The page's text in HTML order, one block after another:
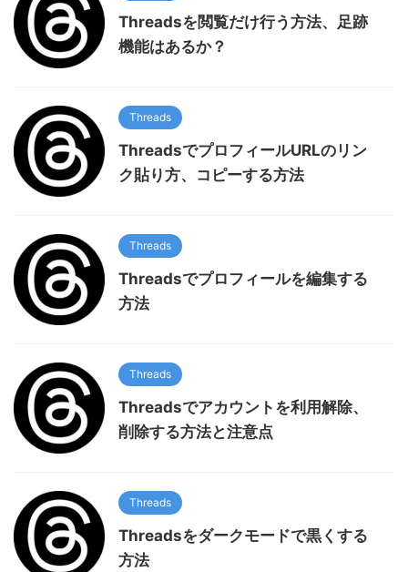
Threadsを閲覧だけ行う方法、足跡
機能はあるか？
Threads
ThreadsでプロフィールURLのリン
ク貼り方、コピーする方法
Threads
Threadsでプロフィールを編集する
方法
Threads
Threadsでアカウントを利用解除、
削除する方法と注意点
Threads
Threadsをダークモードで黒くする
方法